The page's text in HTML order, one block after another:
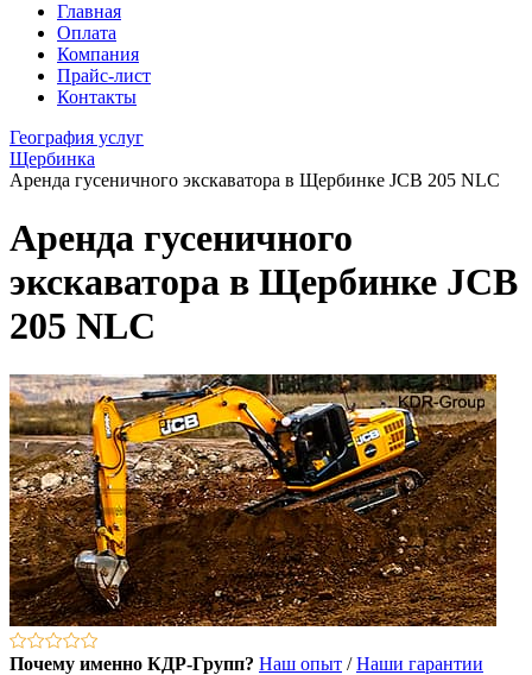
Главная
Оплата
Компания
Прайс-лист
Контакты
География услуг
Щербинка
Аренда гусеничного экскаватора в Щербинке JCB 205 NLC
Аренда гусеничного
экскаватора в Щербинке JCB
205 NLC
Почему именно КДР-Групп? Наш опыт /Наши гарантии